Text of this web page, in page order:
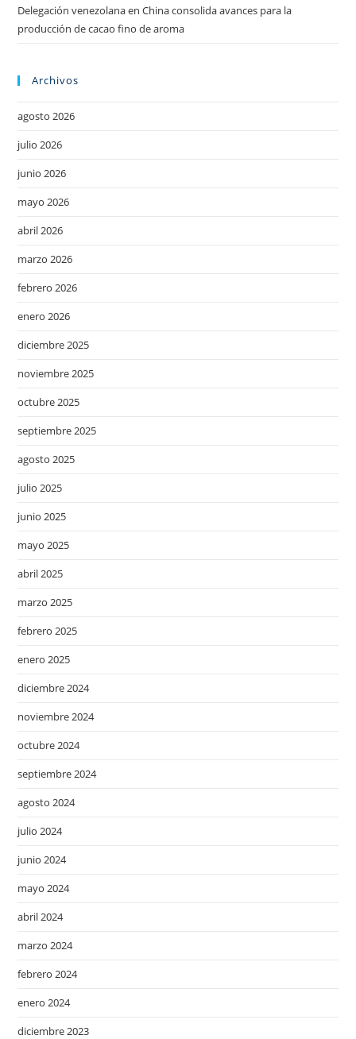
Delegación venezolana en China consolida avances para la
producción de cacao fino de aroma
Archivos
agosto 2026
julio 2026
junio 2026
mayo 2026
abril 2026
marzo 2026
febrero 2026
enero 2026
diciembre 2025
noviembre 2025
octubre 2025
septiembre 2025
agosto 2025
julio 2025
junio 2025
mayo 2025
abril 2025
marzo 2025
febrero 2025
enero 2025
diciembre 2024
noviembre 2024
octubre 2024
septiembre 2024
agosto 2024
julio 2024
junio 2024
mayo 2024
abril 2024
marzo 2024
febrero 2024
enero 2024
diciembre 2023